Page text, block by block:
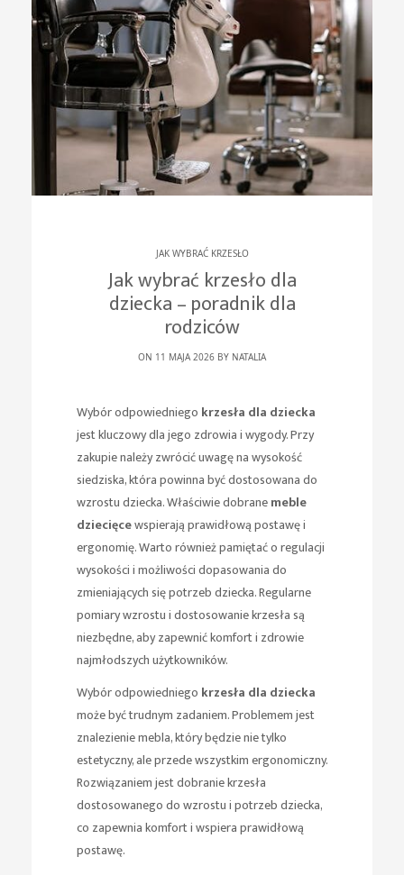
JAK WYBRAĆ KRZESŁO
Jak wybrać krzesło dla
dziecka – poradnik dla
rodziców
ON 11 MAJA 2026 BY NATALIA
Wybór odpowiedniego krzesła dla dziecka
jest kluczowy dla jego zdrowia i wygody. Przy
zakupie należy zwrócić uwagę na wysokość
siedziska, która powinna być dostosowana do
wzrostu dziecka. Właściwie dobranemeble
dziecięcewspierają prawidłową postawę i
ergonomię. Warto również pamiętać o regulacji
wysokości i możliwości dopasowania do
zmieniających się potrzeb dziecka. Regularne
pomiary wzrostu i dostosowanie krzesła są
niezbędne, aby zapewnić komfort i zdrowie
najmłodszych użytkowników.
Wybór odpowiedniego krzesła dla dziecka
może być trudnym zadaniem. Problemem jest
znalezienie mebla, który będzie nie tylko
estetyczny, ale przede wszystkim ergonomiczny.
Rozwiązaniem jest dobranie krzesła
dostosowanego do wzrostu i potrzeb dziecka,
co zapewnia komfort i wspiera prawidłową
postawę.